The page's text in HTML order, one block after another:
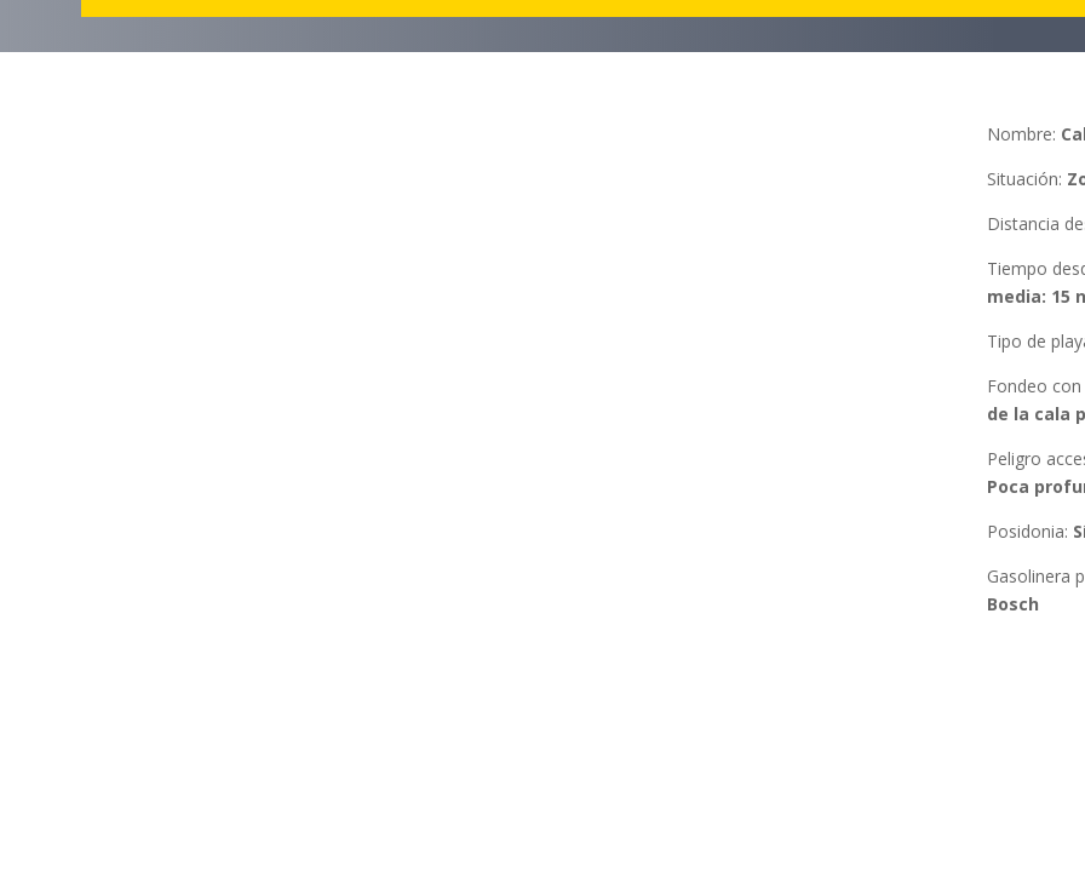
Nombre:
Situación:
Distancia
Tiempo
media: 15
Tipo de
Fondeo
de la cala
Peligro
Poca
Posidonia:
Gasolinera
Bosch